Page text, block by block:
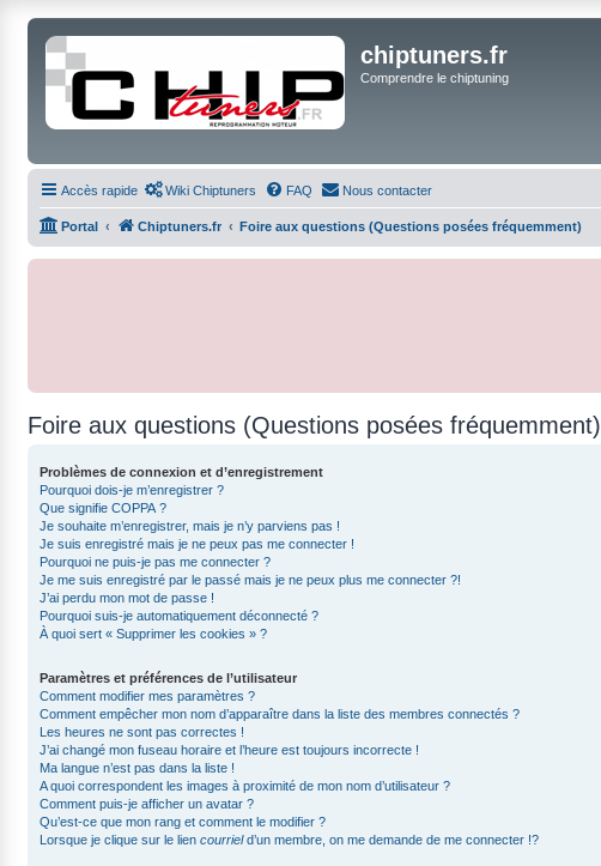
chiptuners.fr
Comprendre le chiptuning
Accès rapide Wiki Chiptuners FAQ Nous contacter
Portal Chiptuners.fr Foire aux questions (Questions posées fréquemment)
Foire aux questions (Questions posées fréquemment)
Problèmes de connexion et d’enregistrement
Pourquoi dois-je m’enregistrer ?
Que signifie COPPA ?
Je souhaite m’enregistrer, mais je n’y parviens pas !
Je suis enregistré mais je ne peux pas me connecter !
Pourquoi ne puis-je pas me connecter ?
Je me suis enregistré par le passé mais je ne peux plus me connecter ?!
J’ai perdu mon mot de passe !
Pourquoi suis-je automatiquement déconnecté ?
À quoi sert « Supprimer les cookies » ?
Paramètres et préférences de l’utilisateur
Comment modifier mes paramètres ?
Comment empêcher mon nom d’apparaître dans la liste des membres connectés ?
Les heures ne sont pas correctes !
J’ai changé mon fuseau horaire et l’heure est toujours incorrecte !
Ma langue n’est pas dans la liste !
A quoi correspondent les images à proximité de mon nom d’utilisateur ?
Comment puis-je afficher un avatar ?
Qu’est-ce que mon rang et comment le modifier ?
Lorsque je clique sur le lien courrield’un membre, on me demande de me connecter !?